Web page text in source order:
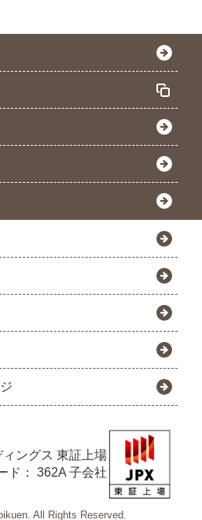
ングス 東証上場
ド： 362A 子会社
All Rights Reserved.